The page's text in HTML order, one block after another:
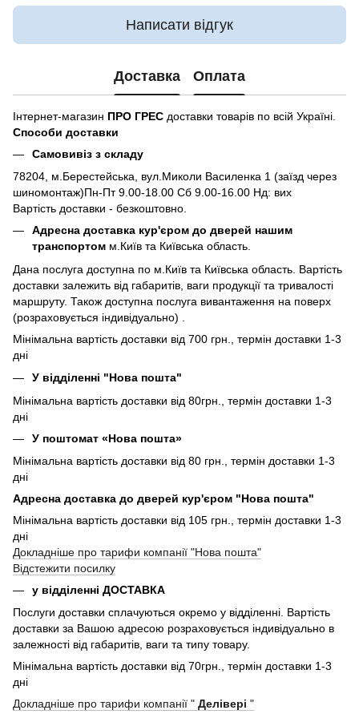
Написати відгук
Доставка Оплата
Інтернет-магазин ПРО ГРЕС доставки товарів по всій Україні.
Способи доставки
Самовивіз з складу
78204, м.Берестейська, вул.Миколи Василенка 1 (заїзд через
шиномонтаж)Пн-Пт 9.00-18.00 Сб 9.00-16.00 Нд: вих
Вартість доставки - безкоштовно.
Адресна доставка кур'єром до дверей нашим
транспортом м.Київ та Київська область.
Дана послуга доступна по м.Київ та Київська область. Вартість
доставки залежить від габаритів, ваги продукції та тривалості
маршруту. Також доступна послуга вивантаження на поверх
(розраховується індивідуально) .
Мінімальна вартість доставки від 700 грн., термін доставки 1-3
дні
У відділенні "Нова пошта"
Мінімальна вартість доставки від 80грн., термін доставки 1-3
дні
У поштомат «Нова пошта»
Мінімальна вартість доставки від 80 грн., термін доставки 1-3
дні
Адресна доставка до дверей кур'єром "Нова пошта"
Мінімальна вартість доставки від 105 грн., термін доставки 1-3
дні
Докладніше про тарифи компанії "Нова пошта"
Відстежити посилку
у відділенні ДОСТАВКА
Послуги доставки сплачуються окремо у відділенні. Вартість
доставки за Вашою адресою розраховується індивідуально в
залежності від габаритів, ваги та типу товару.
Мінімальна вартість доставки від 70грн., термін доставки 1-3
дні
Докладніше про тарифи компанії " Делівері "